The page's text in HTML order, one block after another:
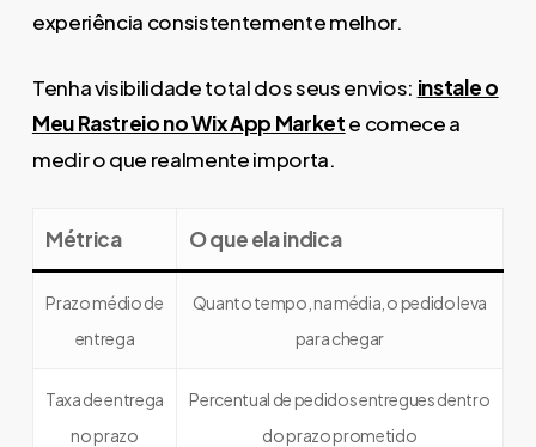
experiência consistentemente melhor.
Tenha visibilidade total dos seus envios: instale o
Meu Rastreio no Wix App Markete comece a
medir o que realmente importa.
Métrica O que ela indica
Prazo médio de
entrega
Quanto tempo, na média, o pedido leva
para chegar
Taxa de entrega
no prazo
Percentual de pedidos entregues dentro
do prazo prometido